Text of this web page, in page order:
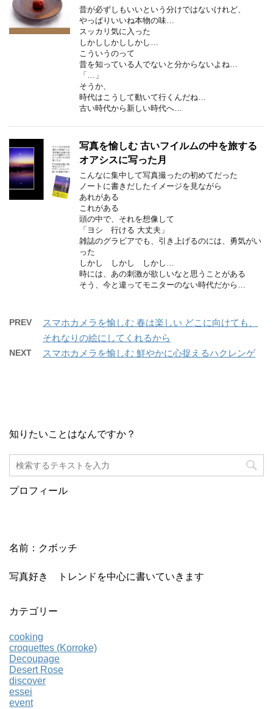
昔が必ずしもいいという分けではないけれど、
やっぱりいいね本物の味…
スッカリ気に入った
しかししかししかし…
こういうのって
昔を知っている人でないと分からないよね…
「…」
そうか、
時代はこうして動いて行くんだね…
古い時代から新しい時代へ…
写真を愉しむ 古いフイルムの中を旅する
オアシスに写った月
こんなに集中して写真撮ったの初めてだった
ノートに書きだしたイメージを見ながら
あれがある
これがある
頭の中で、それを想像して
「ヨシ 行ける 大丈夫」
雑誌のグラビアでも、引き上げるのには、勇気がい
った
しかし しかし しかし…
時には、あの刺激が欲しいなと思うことがある
そう、今と違ってモニターのない時代だから…
PREV
スマホカメラを愉しむ 春は楽しい どこに向けても、
それなりの絵にしてくれるから
NEXT スマホカメラを愉しむ 鮮やかに心捉えるハクレンゲ
知りたいことはなんですか？
プロフィール
名前：クボッチ
写真好き トレンドを中心に書いていきます
カテゴリー
cooking
croquettes (Korroke)
Decoupage
Desert Rose
discover
essei
event